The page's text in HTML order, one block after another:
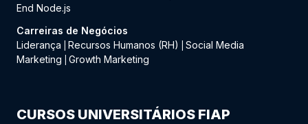
End Node.js
Carreiras de Negócios
Liderança
Recursos Humanos (RH)
Social Media
Marketing
Growth Marketing
CURSOS UNIVERSITÁRIOS FIAP